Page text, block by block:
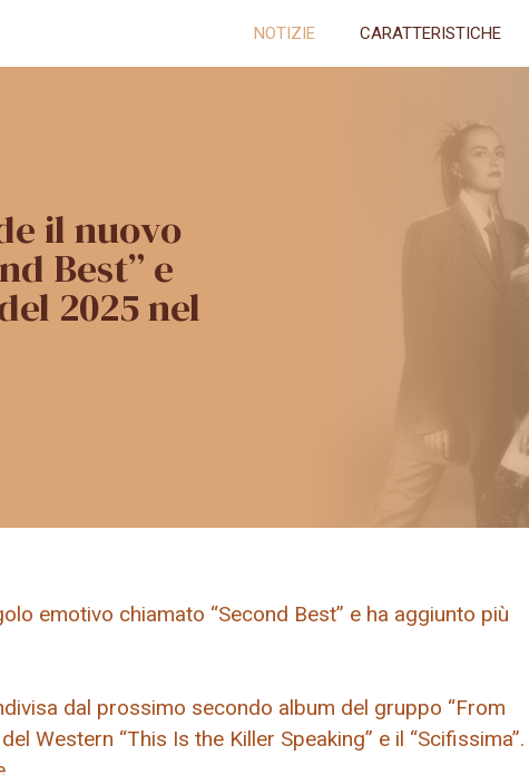
NOTIZIE CARATTERISTICHE
il nuovo
Best” e
2025 nel
emotivo chiamato “Second Best” e ha aggiunto più
dal prossimo secondo album del gruppo “From
Western “This Is the Killer Speaking” e il “Scifissima”.